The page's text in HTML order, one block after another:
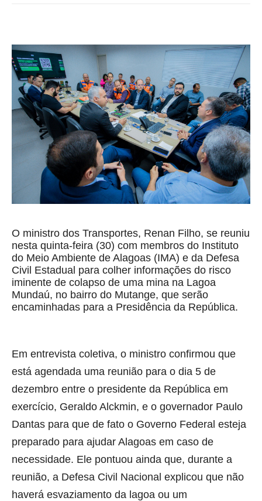
O ministro dos Transportes, Renan Filho, se reuniu
nesta quinta-feira (30) com membros do Instituto
do Meio Ambiente de Alagoas (IMA) e da Defesa
Civil Estadual para colher informações do risco
iminente de colapso de uma mina na Lagoa
Mundaú, no bairro do Mutange, que serão
encaminhadas para a Presidência da República.
Em entrevista coletiva, o ministro confirmou que
está agendada uma reunião para o dia 5 de
dezembro entre o presidente da República em
exercício, Geraldo Alckmin, e o governador Paulo
Dantas para que de fato o Governo Federal esteja
preparado para ajudar Alagoas em caso de
necessidade. Ele pontuou ainda que, durante a
reunião, a Defesa Civil Nacional explicou que não
haverá esvaziamento da lagoa ou um